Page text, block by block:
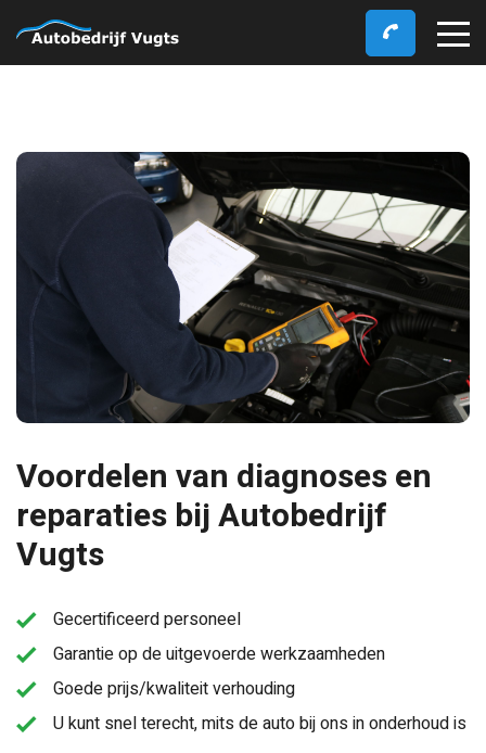
Voordelen van diagnoses en
reparaties bij Autobedrijf
Vugts
Gecertificeerd personeel
Garantie op de uitgevoerde werkzaamheden
Goede prijs/kwaliteit verhouding
U kunt snel terecht, mits de auto bij ons in onderhoud is